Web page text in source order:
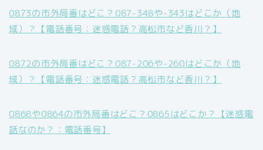
0873の市外局番はどこ？087-348や-343はどこか（地
域）？【電話番号：迷惑電話？高松市など香川？】
0872の市外局番はどこ？087-206や-260はどこか（地
域）？【電話番号：迷惑電話？高松市など香川？】
0868や0864の市外局番はどこ？0865はどこか？【迷惑電
話なのか？：電話番号】